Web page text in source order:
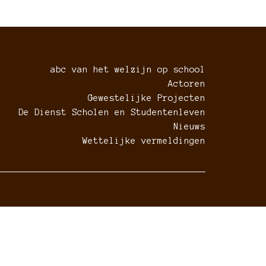
abc van het welzijn op school
Actoren
Gewestelijke Projecten
De Dienst Scholen en Studentenleven
Nieuws
Wettelijke vermeldingen